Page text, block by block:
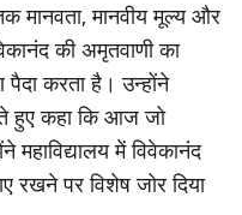
मानवता, मानवीय मूल्य और
की अमृतवाणी का
करता है। उन्होंने
हुए कहा कि आज जो
महाविद्यालय में विवेकानंद
रखने पर विशेष जोर दिया